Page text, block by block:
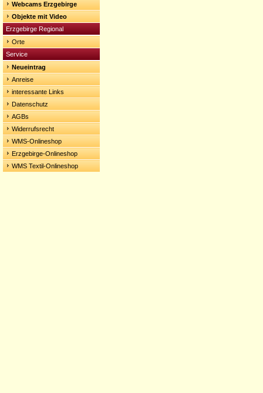
Webcams Erzgebirge
Objekte mit Video
Erzgebirge Regional
Orte
Service
Neueintrag
Anreise
interessante Links
Datenschutz
AGBs
Widerrufsrecht
WMS-Onlineshop
Erzgebirge-Onlineshop
WMS Textil-Onlineshop